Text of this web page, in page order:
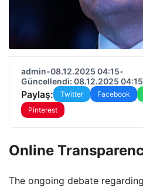
admin•08.12.2025 04:15•
Güncellendi: 08.12.2025 04:15
Paylaş: Twitter Facebook
Pinterest
Online
The ongoing debate regarding